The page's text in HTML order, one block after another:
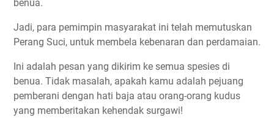
benua.
Jadi, para pemimpin masyarakat ini telah memutuskan
Perang Suci, untuk membela kebenaran dan perdamaian.
Ini adalah pesan yang dikirim ke semua spesies di
benua. Tidak masalah, apakah kamu adalah pejuang
pemberani dengan hati baja atau orang-orang kudus
yang memberitakan kehendak surgawi!